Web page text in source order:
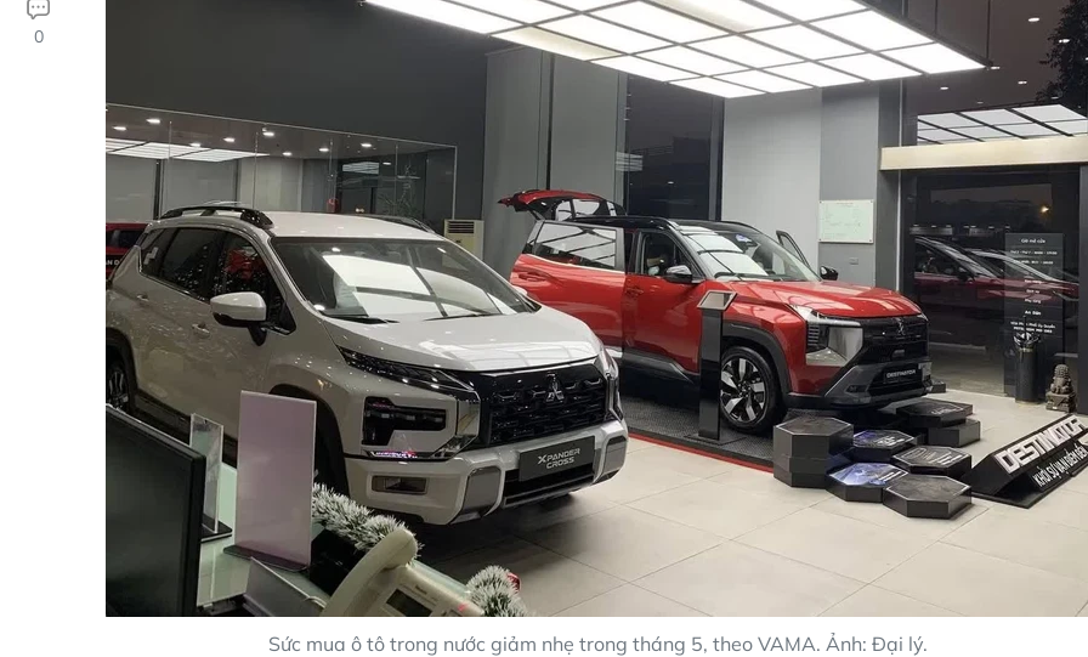
0
Sức mua ô tô trong nước giảm nhẹ trong tháng 5, theo VAMA. Ảnh: Đại lý.